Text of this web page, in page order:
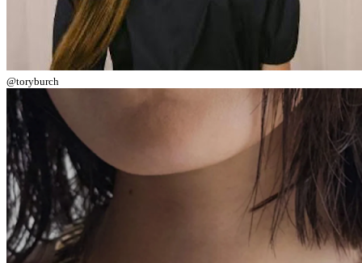
@toryburch